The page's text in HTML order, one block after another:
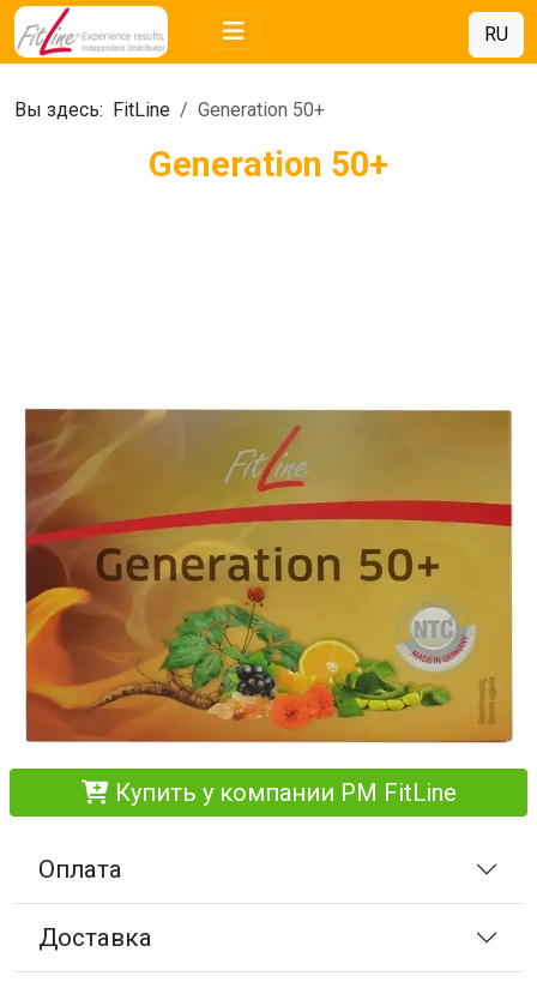
RU
Вы здесь: FitLine Generation 50+
Generation 50+
Купить у компании PM FitLine
Оплата
Доставка